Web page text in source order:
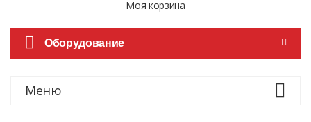
Моя корзина
Оборудование
Меню